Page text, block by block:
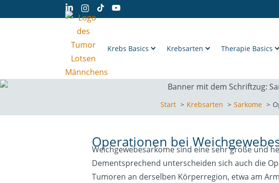
Krebs Basics Krebsarten Therapie Basics
Start Krebsarten Sarkome
Operationen bei
Weichgewebesarkome sind eine sehr große und
Dementsprechend unterscheiden sich auch die
Tumoren an derselben Körperregion, etwa am